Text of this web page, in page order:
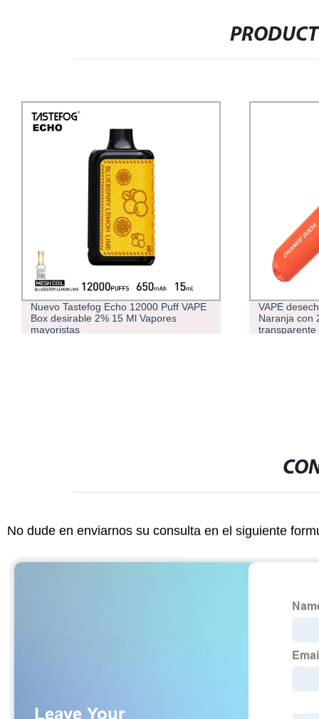
Nuevo Tastefog Echo 12000 Puff VAPE
Box desirable 2% 15 Ml Vapores
mayoristas
VAPE
Naranja con
transparente
No dude en enviarnos su consulta en el siguiente